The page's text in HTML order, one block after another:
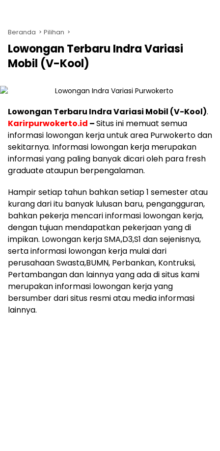
Beranda Pilihan
Lowongan Terbaru Indra Variasi
Mobil (V-Kool)
Lowongan Terbaru Indra Variasi Mobil (V-Kool).
Karirpurwokerto.id –Situs ini memuat semua
informasi lowongan kerja untuk area Purwokerto dan
sekitarnya. Informasi lowongan kerja merupakan
informasi yang paling banyak dicari oleh para fresh
graduate ataupun berpengalaman.
Hampir setiap tahun bahkan setiap 1 semester atau
kurang dari itu banyak lulusan baru, pengangguran,
bahkan pekerja mencari informasi lowongan kerja,
dengan tujuan mendapatkan pekerjaan yang di
impikan. Lowongan kerja SMA,D3,S1 dan sejenisnya,
serta informasi lowongan kerja mulai dari
perusahaan Swasta,BUMN, Perbankan, Kontruksi,
Pertambangan dan lainnya yang ada di situs kami
merupakan informasi lowongan kerja yang
bersumber dari situs resmi atau media informasi
lainnya.